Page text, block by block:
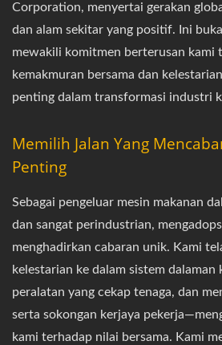
Corporation, menyertai gerakan
dan alam sekitar yang positif. Ini
mewakili komitmen berterusan kami
kemakmuran bersama dan
penting dalam transformasi industri
Memilih Jalan Yang
Penting
Sebagai pengeluar mesin makanan
dan sangat perindustrian,
menghadirkan cabaran unik. Kami
kelestarian ke dalam sistem dalaman
peralatan yang cekap tenaga, dan
serta sokongan kerjaya
kami terhadap nilai bersama. Kami